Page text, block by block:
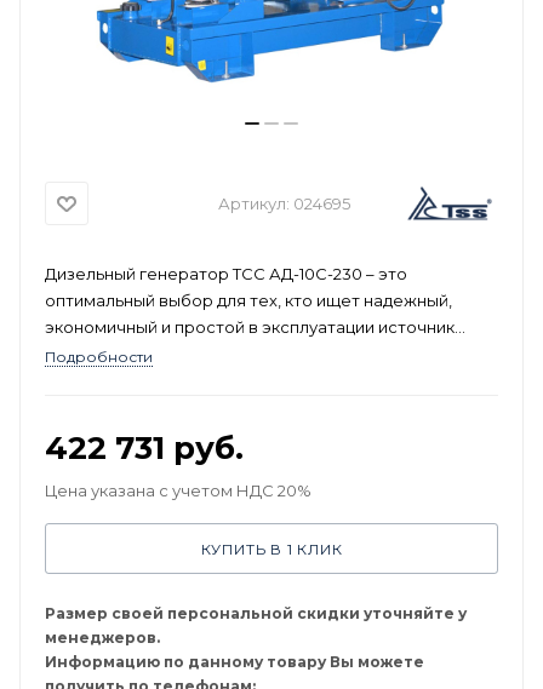
Артикул: 024695
Дизельный генератор ТСС АД-10С-230 – это
оптимальный выбор для тех, кто ищет надежный,
экономичный и простой в эксплуатации источник
электроэнергии. Он обеспечит стабильное питание
выбираете уверенность в завтрашнем дне.
Подробности
422 731 руб.
Цена указана с учетом НДС 20%
КУПИТЬ В 1 КЛИК
Размер своей персональной скидки уточняйте у
менеджеров.
Информацию по данному товару Вы можете